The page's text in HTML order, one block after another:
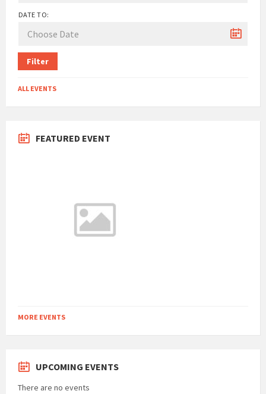
DATE TO:
Filter
ALL EVENTS
FEATURED EVENT
MORE EVENTS
UPCOMING EVENTS
There are no events